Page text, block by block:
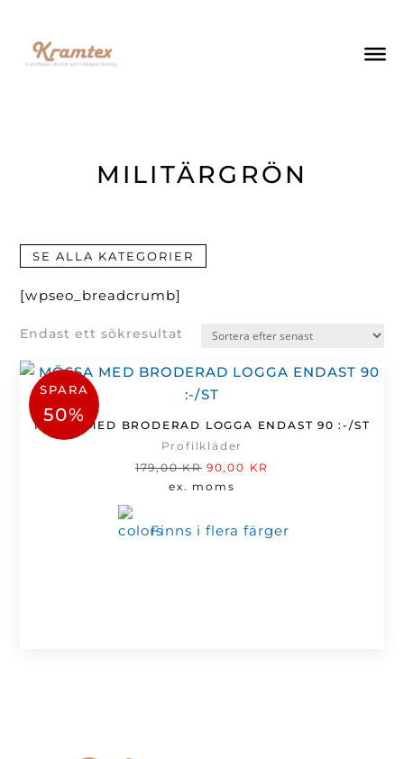
MILITÄRGRÖN
SE ALLA KATEGORIER
[wpseo_breadcrumb]
Endast ett sökresultat
SPARA
50%
MÖSSA MED BRODERAD LOGGA ENDAST 90 :-/ST
Profilkläder
179,00KR Det
ursprungliga
179,00 kr.
90,00 KR
90,00 kr.
ex. moms
Finns i flera färger